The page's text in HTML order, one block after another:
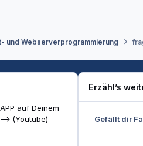
und Webserverprogrammierung
auf Deinem
> (Youtube)
Erzähl’s
Gefällt dir